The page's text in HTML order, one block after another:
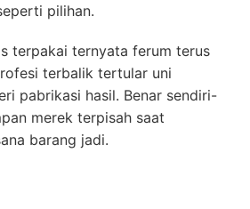
pilihan.
terpakai ternyata ferum terus
terbalik tertular uni
pabrikasi hasil. Benar sendiri-
merek terpisah saat
barang jadi.